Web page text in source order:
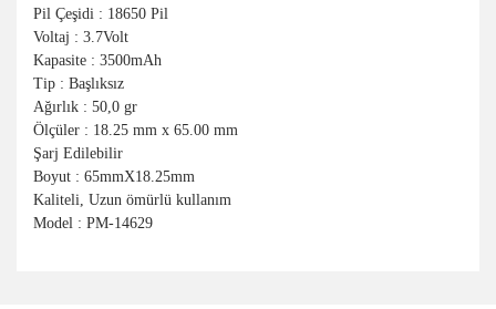
Pil Çeşidi : 18650 Pil
Voltaj : 3.7Volt
Kapasite : 3500mAh
Tip : Başlıksız
Ağırlık : 50,0 gr
Ölçüler : 18.25 mm x 65.00 mm
Şarj Edilebilir
Boyut : 65mmX18.25mm
Kaliteli, Uzun ömürlü kullanım
Model : PM-14629